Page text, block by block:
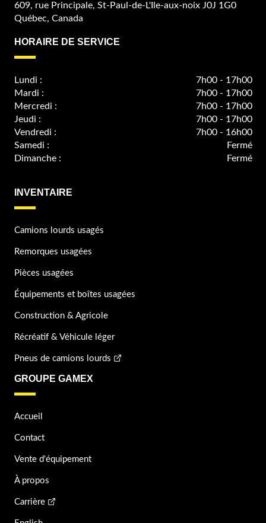
609, rue Principale, St-Paul-de-L'Ile-aux-noix J0J 1G0
Québec, Canada
HORAIRE DE SERVICE
Lundi :
7h00 - 17h00
Mardi :
7h00 - 17h00
Mercredi :
7h00 - 17h00
Jeudi :
7h00 - 17h00
Vendredi :
7h00 - 16h00
Samedi :
Fermé
Dimanche :
Fermé
INVENTAIRE
Camions lourds usagés
Remorques usagées
Pièces usagées
Équipements et boîtes usagées
Construction & Agricole
Récréatif & Véhicule léger
Pneus de camions lourds
GROUPE GAMEX
Accueil
Contact
Vente d'équipement
À propos
Carrière